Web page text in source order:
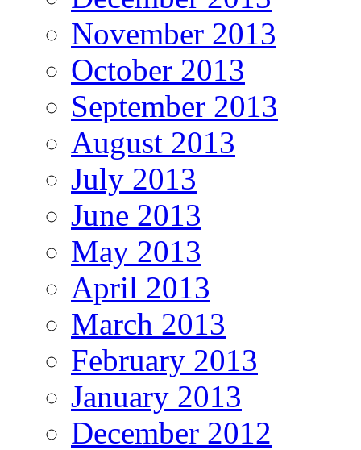
November 2013
October 2013
September 2013
August 2013
July 2013
June 2013
May 2013
April 2013
March 2013
February 2013
January 2013
December 2012